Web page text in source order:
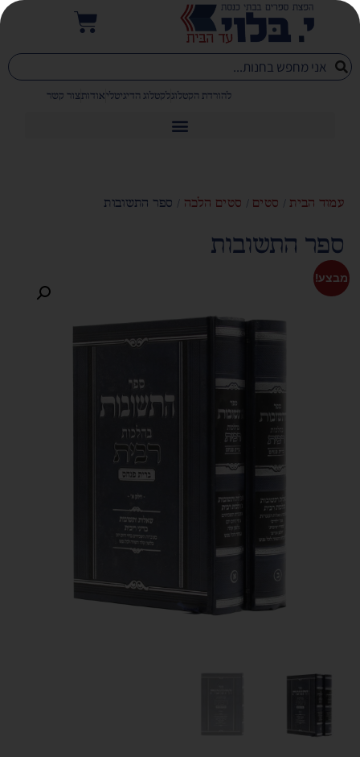
להורדת הקטלוגלקטלוג הדיגיטליאודותצור קשר
עמוד הבית/ סטים / סטים הלכה / ספר התשובות
ספר התשובות
מבצע!